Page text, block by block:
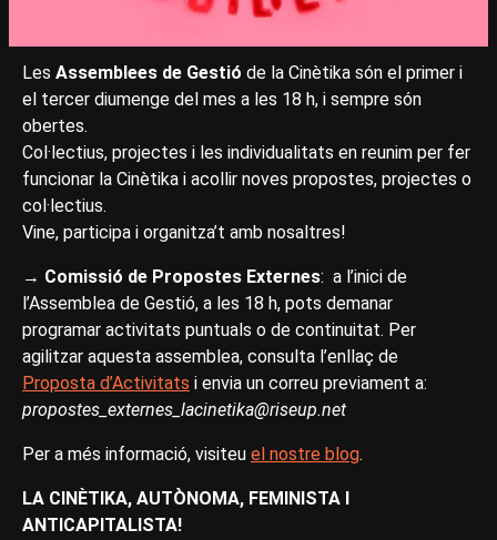
Les Assemblees de Gestió de la Cinètika són el primer i
el tercer diumenge del mes a les 18 h, i sempre són
obertes.
Col·lectius, projectes i les individualitats en reunim per fer
funcionar la Cinètika i acollir noves propostes, projectes o
col·lectius.
Vine, participa i organitza’t amb nosaltres!
→ Comissió de Propostes Externes: a l’inici de
l’Assemblea de Gestió, a les 18 h, pots demanar
programar activitats puntuals o de continuitat. Per
agilitzar aquesta assemblea, consulta l’enllaç de
Proposta d’Activitats i envia un correu previament a:
propostes_externes_lacinetika@riseup.net
Per a més informació, visiteu el nostre blog.
LA CINÈTIKA, AUTÒNOMA, FEMINISTA I
ANTICAPITALISTA!